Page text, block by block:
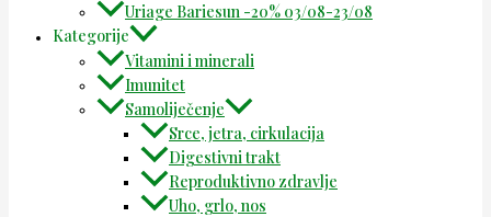
Uriage Bariesun -20% 03/08-23/08
Kategorije
Vitamini i minerali
Imunitet
Samoliječenje
Srce, jetra, cirkulacija
Digestivni trakt
Reproduktivno zdravlje
Uho, grlo, nos